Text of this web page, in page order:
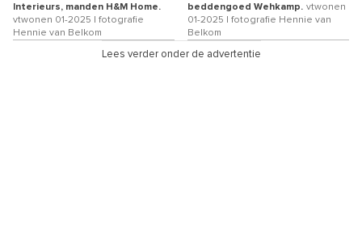
Interieurs, manden H&M Home.
vtwonen 01-2025 | fotografie
Hennie van Belkom
beddengoed Wehkamp. vtwonen
01-2025 | fotografie Hennie van
Belkom
Lees verder onder de advertentie